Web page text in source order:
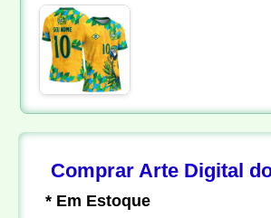
Comprar Arte Digital
* Em Estoque